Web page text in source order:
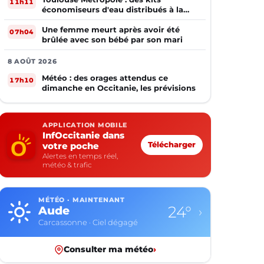
économiseurs d'eau distribués à la
population
07h04
Une femme meurt après avoir été
brûlée avec son bébé par son mari
8 AOÛT 2026
17h10
Météo : des orages attendus ce
dimanche en Occitanie, les prévisions
APPLICATION MOBILE
InfOccitanie dans
votre poche
Alertes en temps réel,
météo & trafic
Télécharger
MÉTÉO · MAINTENANT
Aude
Carcassonne · Ciel dégagé
24° ›
Consulter ma météo›